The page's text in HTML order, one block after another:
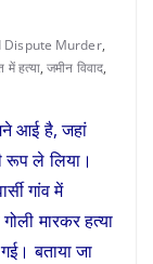
Dispute Murder,
में हत्या,जमीन विवाद,
आई है, जहां
रूप ले लिया।
गांव में
मारकर हत्या
बताया जा